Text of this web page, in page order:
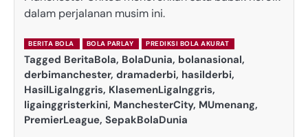
dalam perjalanan musim ini.
BERITA BOLA BOLA PARLAY PREDIKSI BOLA AKURAT
Tagged BeritaBola, BolaDunia, bolanasional,
derbimanchester, dramaderbi, hasilderbi,
HasilLigaInggris, KlasemenLigaInggris,
ligainggristerkini, ManchesterCity, MUmenang,
PremierLeague, SepakBolaDunia